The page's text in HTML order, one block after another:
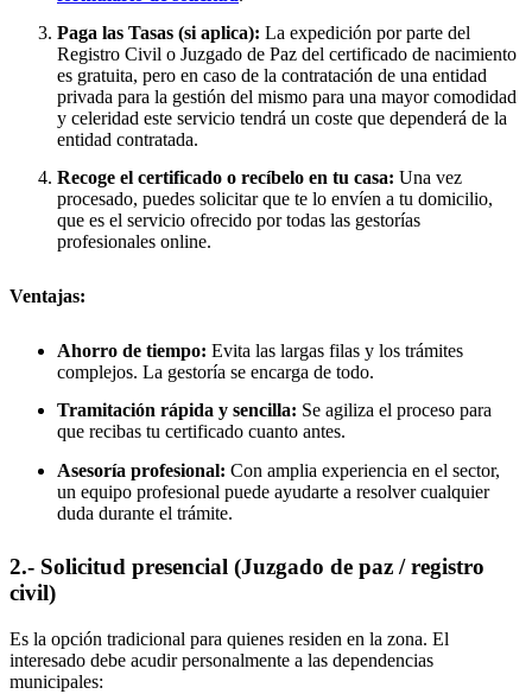
Paga las Tasas (si aplica): La expedición por parte del
Registro Civil o Juzgado de Paz del certificado de nacimiento
es gratuita, pero en caso de la contratación de una entidad
privada para la gestión del mismo para una mayor comodidad
y celeridad este servicio tendrá un coste que dependerá de la
entidad contratada.
Recoge el certificado o recíbelo en tu casa: Una vez
procesado, puedes solicitar que te lo envíen a tu domicilio,
que es el servicio ofrecido por todas las gestorías
profesionales online.
Ventajas:
Ahorro de tiempo: Evita las largas filas y los trámites
complejos. La gestoría se encarga de todo.
Tramitación rápida y sencilla: Se agiliza el proceso para
que recibas tu certificado cuanto antes.
Asesoría profesional: Con amplia experiencia en el sector,
un equipo profesional puede ayudarte a resolver cualquier
duda durante el trámite.
2.- Solicitud presencial (Juzgado de paz / registro
civil)
Es la opción tradicional para quienes residen en la zona. El
interesado debe acudir personalmente a las dependencias
municipales: